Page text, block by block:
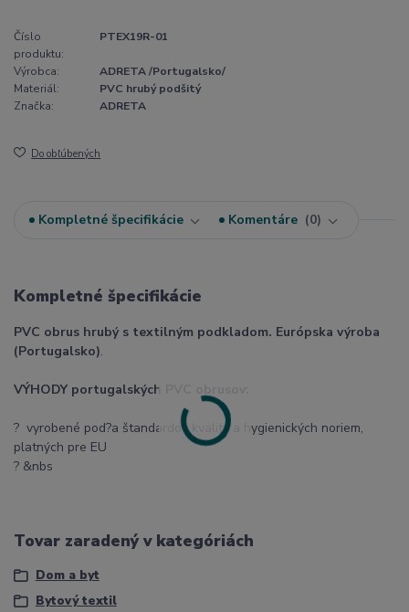
Číslo
produktu:
PTEX19R-01
Výrobca:
ADRETA /Portugalsko/
Materiál:
PVC hrubý podšitý
Značka:
ADRETA
Do obľúbených
Kompletné špecifikácie Komentáre 0
Kompletné špecifikácie
PVC obrus hrubý s textilným podkladom. Európska výroba
(Portugalsko).
VÝHODY portugalských PVC obrusov:
? vyrobené pod?a štandardov kvality a hygienických noriem,
platných pre EU
? &nbs
Tovar zaradený v kategóriách
Dom a byt
Bytový textil